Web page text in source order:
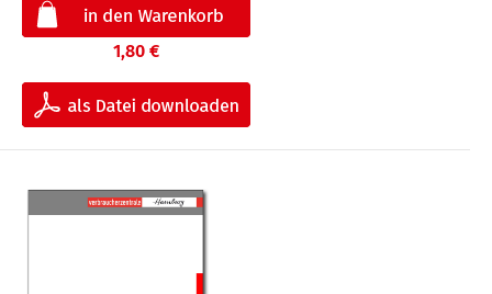
1,80 €